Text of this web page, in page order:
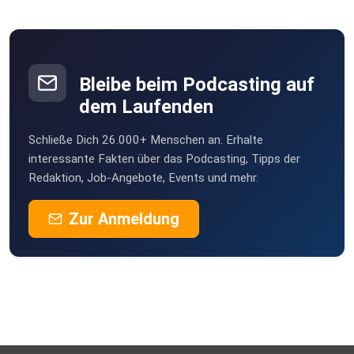
Bleibe beim Podcasting auf
dem Laufenden
Schließe Dich 26.000+ Menschen an. Erhalte
interessante Fakten über das Podcasting, Tipps der
Redaktion, Job-Angebote, Events und mehr.
Zur Anmeldung